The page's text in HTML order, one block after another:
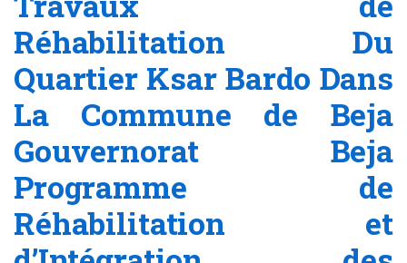
Réhabilitation Du
Quartier Ksar Bardo Dans
La Commune de Beja
Gouvernorat Beja
Programme de
Réhabilitation et